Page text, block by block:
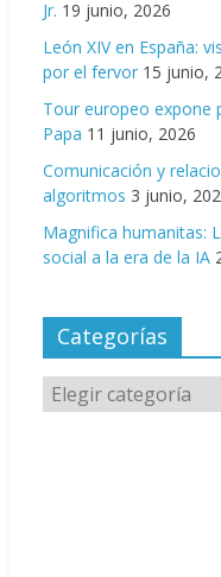
Jr. 19 junio, 2026
León XIV en España:
por el fervor 15 junio,
Tour europeo expone
Papa 11 junio, 2026
Comunicación y
algoritmos 3 junio,
Magnifica humanitas:
social a la era de la IA
Categorías